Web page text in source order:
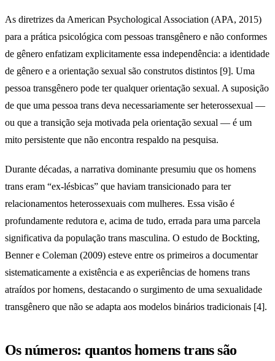
As diretrizes da American Psychological Association (APA, 2015)
para a prática psicológica com pessoas transgênero e não conformes
de gênero enfatizam explicitamente essa independência: a identidade
de gênero e a orientação sexual são construtos distintos [9]. Uma
pessoa transgênero pode ter qualquer orientação sexual. A suposição
de que uma pessoa trans deva necessariamente ser heterossexual —
ou que a transição seja motivada pela orientação sexual — é um
mito persistente que não encontra respaldo na pesquisa.
Durante décadas, a narrativa dominante presumiu que os homens
trans eram “ex-lésbicas” que haviam transicionado para ter
relacionamentos heterossexuais com mulheres. Essa visão é
profundamente redutora e, acima de tudo, errada para uma parcela
significativa da população trans masculina. O estudo de Bockting,
Benner e Coleman (2009) esteve entre os primeiros a documentar
sistematicamente a existência e as experiências de homens trans
atraídos por homens, destacando o surgimento de uma sexualidade
transgênero que não se adapta aos modelos binários tradicionais [4].
Os números: quantos homens trans são